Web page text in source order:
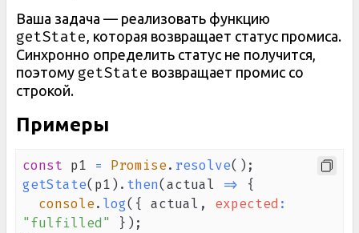
Ваша задача — реализовать функцию
getState, которая возвращает статус промиса.
Синхронно определить статус не получится,
поэтому getState возвращает промис со
строкой.
Примеры
const p1 = Promise. resolve( ) ;
getState( p1 ) . then(actual =>
{
console. log( { actual , expected :
"fulfilled"
} ) ;